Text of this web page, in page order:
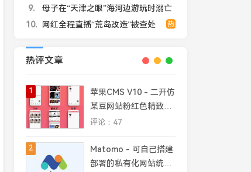
>
script>
9
母子在“天津之眼”海河边游玩时溺亡
10
热
网红全程直播“荒岛改造”被查处
热评文章
1
苹果CMS V10 - 二开仿
某豆网站粉红色精致模
板
评论：47
2
Matomo - 可自己搭建
部署的私有化网站统计